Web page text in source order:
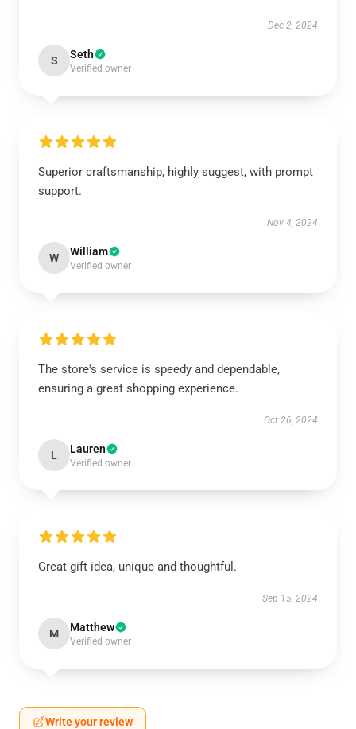
Dec 2, 2024
S Seth
Verified owner
Superior craftsmanship, highly suggest, with prompt
support.
Nov 4, 2024
W William
Verified owner
The store's service is speedy and dependable,
ensuring a great shopping experience.
Oct 26, 2024
L Lauren
Verified owner
Great gift idea, unique and thoughtful.
Sep 15, 2024
M Matthew
Verified owner
Write your review